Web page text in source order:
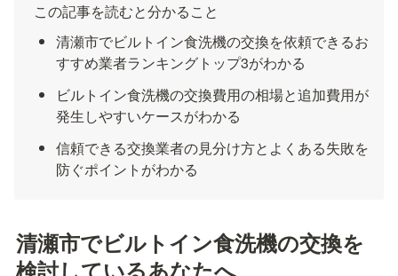
この記事を読むと分かること
清瀬市でビルトイン食洗機の交換を依頼できるお
すすめ業者ランキングトップ3がわかる
ビルトイン食洗機の交換費用の相場と追加費用が
発生しやすいケースがわかる
信頼できる交換業者の見分け方とよくある失敗を
防ぐポイントがわかる
清瀬市でビルトイン食洗機の交換を